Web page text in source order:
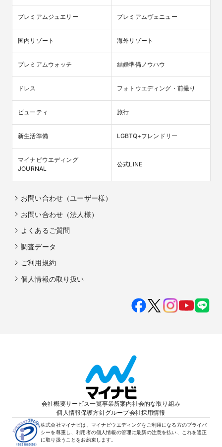
プレミアムジュエリー プレミアムヴェニュー
国内リゾート 海外リゾート
プレミアムウォッチ 結婚準備ノウハウ
ドレス フォトウエディング・前撮り
ビューティ 旅行
新生活準備 LGBTQ+フレンドリー
マイナビウエディング
JOURNAL
公式LINE
お問い合わせ（ユーザー様）
お問い合わせ（法人様）
よくあるご質問
調査データ
ご利用規約
個人情報の取り扱い
会社概要サービス一覧事業所案内社会的な取り組み
個人情報保護方針グループ会社採用情報
株式会社マイナビは、マイナビウエディングをご利用になる方のプライバ
シーを尊重し、利用者の個人情報の管理に最新の注意を払い、これを適正
に取り扱うことをお約束します。